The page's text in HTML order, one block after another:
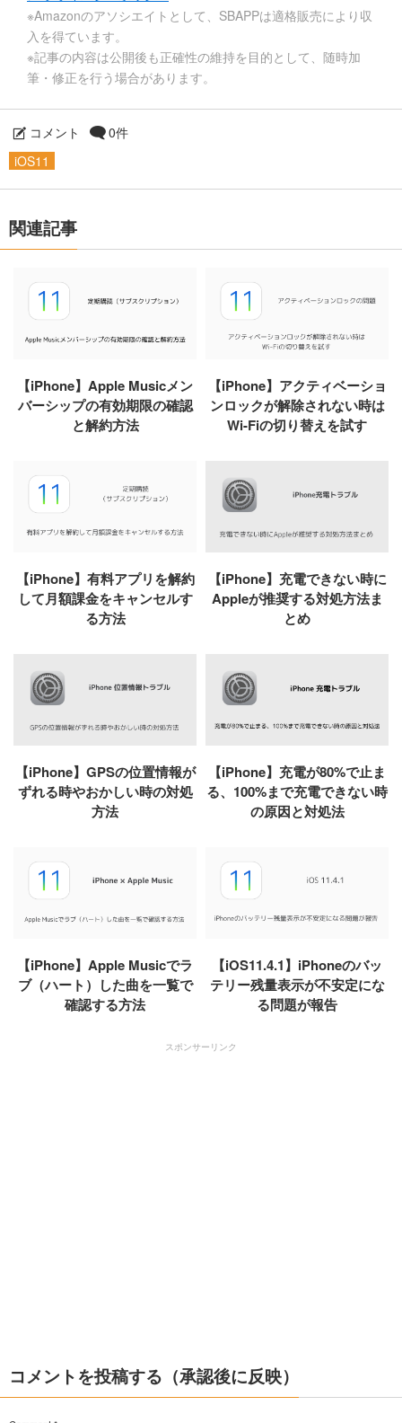
※Amazonのアソシエイトとして、SBAPPは適格販売により収
入を得ています。
※記事の内容は公開後も正確性の維持を目的として、随時加
筆・修正を行う場合があります。
コメント
0件
iOS11
関連記事
【iPhone】Apple Musicメン
バーシップの有効期限の確認
と解約方法
【iPhone】アクティベーショ
ンロックが解除されない時は
Wi-Fiの切り替えを試す
【iPhone】有料アプリを解約
して月額課金をキャンセルす
る方法
【iPhone】充電できない時に
Appleが推奨する対処方法ま
とめ
【iPhone】GPSの位置情報が
ずれる時やおかしい時の対処
方法
【iPhone】充電が80%で止ま
る、100%まで充電できない時
の原因と対処法
【iPhone】Apple Musicでラ
ブ（ハート）した曲を一覧で
確認する方法
【iOS11.4.1】iPhoneのバッ
テリー残量表示が不安定にな
る問題が報告
スポンサーリンク
コメントを投稿する（承認後に反映）